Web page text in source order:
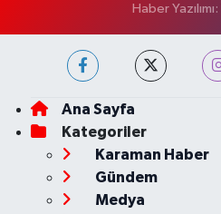
Haber Yazılımı:
Ana Sayfa
Kategoriler
Karaman Haber
Gündem
Medya